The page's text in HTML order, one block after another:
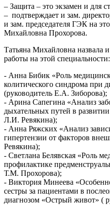
– Защита – это экзамен и для
– подтверждает и зам.
и зам. председателя ГЭК на
Михайловна Прохорова.
Татьяна Михайловна назвала
работы на этой специальности:
- Анна Бибик «Роль
колитического синдрома при
(руководитель Е.А. Зиборова);
- Арина Сапегина «Анализ
дыхательных путей в
Л.И. Ревякина);
- Анна Ряжских «Анализ
гипертензии от факторов
Ревякина);
- Светлана Белявская «Роль
профилактике
Т.М. Прохорова);
- Виктория Минеева
сестры за пациентами в
диагнозом «Острый живот» (